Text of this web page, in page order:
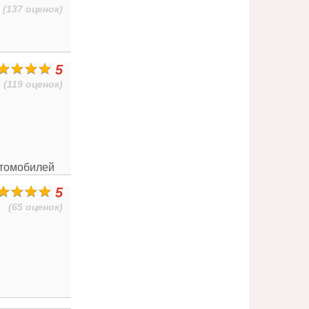
(137 оценок)
5
(119 оценок)
5
(65 оценок)